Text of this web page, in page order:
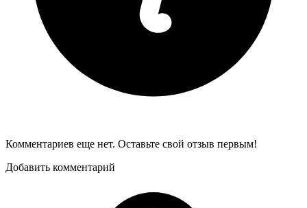
Комментариев еще нет. Оставьте свой отзыв первым!
Добавить комментарий